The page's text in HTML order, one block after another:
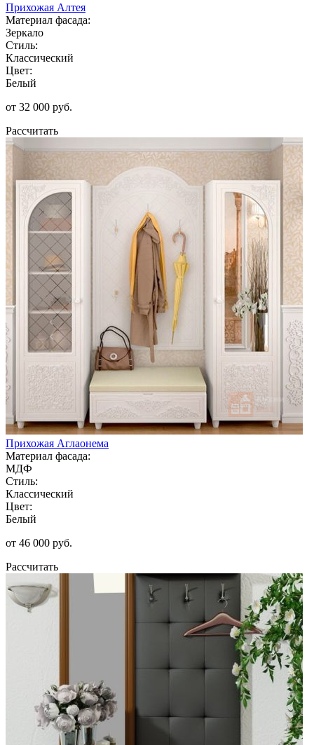
Прихожая Алтея
Материал фасада:
Зеркало
Стиль:
Классический
Цвет:
Белый
от 32 000 руб.
Рассчитать
Прихожая Аглаонема
Материал фасада:
МДФ
Стиль:
Классический
Цвет:
Белый
от 46 000 руб.
Рассчитать